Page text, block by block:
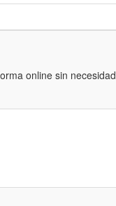
online sin necesidad